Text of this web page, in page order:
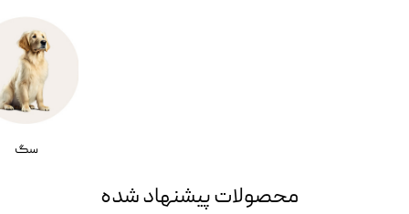
سگ
محصولات پیشنهاد شده